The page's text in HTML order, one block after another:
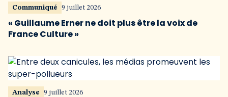
Communiqué 9 juillet 2026
« Guillaume Erner ne doit plus être la voix de
France Culture »
Analyse 9 juillet 2026